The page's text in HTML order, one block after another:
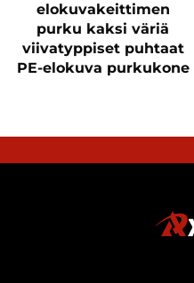
elokuvakeittimen
purku kaksi väriä
viivatyppiset puhtaat
PE-elokuva purkukone